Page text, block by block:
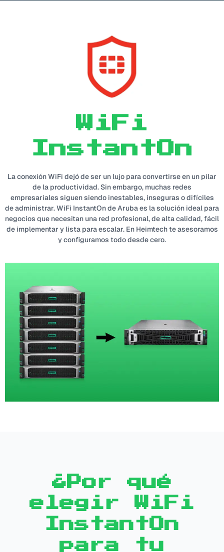
WiFi
InstantOn
La conexión WiFi dejó de ser un lujo para convertirse en un pilar
de la productividad. Sin embargo, muchas redes
empresariales siguen siendo inestables, inseguras o difíciles
de administrar. WiFi InstantOn de Aruba es la solución ideal para
negocios que necesitan una red profesional, de alta calidad, fácil
de implementar y lista para escalar. En Heimtech te asesoramos
y configuramos todo desde cero.
¿Por qué
elegir WiFi
InstantOn
para tu